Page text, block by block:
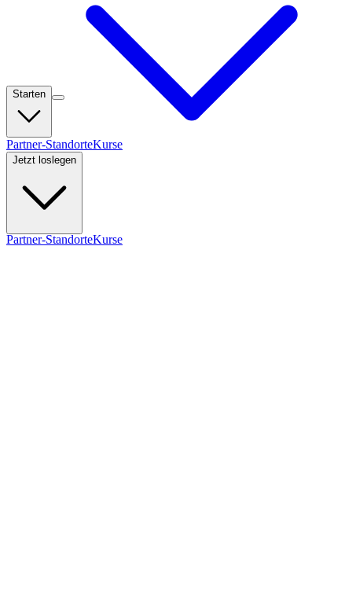
Starten
Partner-StandorteKurse
Jetzt loslegen
Partner-StandorteKurse